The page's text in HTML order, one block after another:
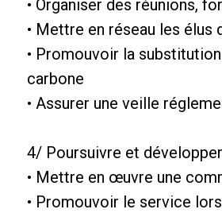
• Organiser des réunions,
• Mettre en réseau les élus
• Promouvoir la
carbone
• Assurer une veille
4/ Poursuivre et
• Mettre en œuvre une
• Promouvoir le service